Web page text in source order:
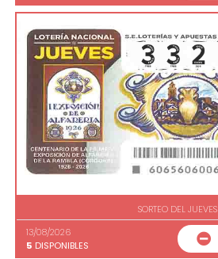
SORTEO DEL JUEVES
13/08/2026
5 DISPONIBLES